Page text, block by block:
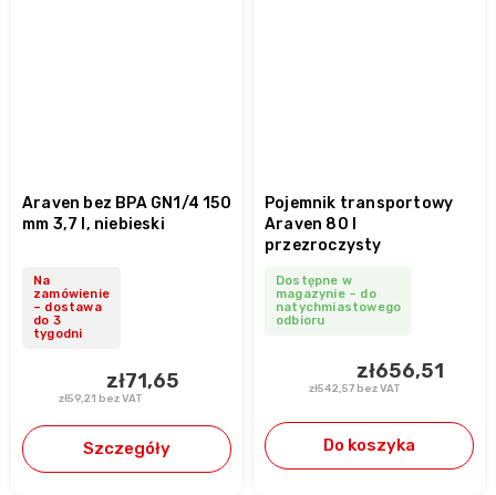
Araven bez BPA GN1/4 150
mm 3,7 l, niebieski
Na
zamówienie
– dostawa
do 3
tygodni
zł59,21 bez VAT
zł71,65
Szczegóły
Pojemnik transportowy
Araven 80 l
przezroczysty
Dostępne w
magazynie – do
natychmiastowego
odbioru
zł542,57 bez VAT
zł656,51
Do koszyka